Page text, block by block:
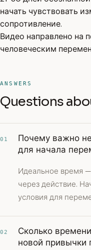
начать чувствовать
сопротивление.
Видео направлено на
человеческим
ANSWERS
Questions
01
Почему важно
для начала
Идеальное время
через действие.
условия для
02
Сколько
новой привычки